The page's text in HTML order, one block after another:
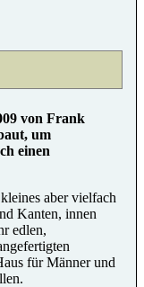
von Frank
um
einen
aber vielfach
Kanten, innen
edlen,
für Männer und